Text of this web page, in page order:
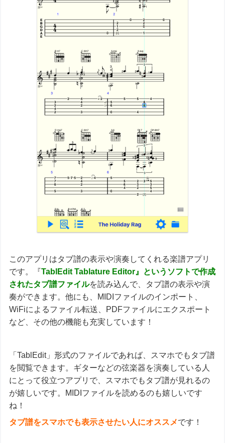
このアプリはタブ譜の表示や演奏してくれる楽譜アプリ
です。『TablEdit Tablature Editor』というソフトで作成
されたタブ譜ファイルを読み込んで、タブ譜の表示や演
奏ができます。他にも、MIDIファイルのインポート、
WiFiによるファイル転送、PDFファイルにエクスポート
など、その他の機能も充実しています！
「TablEdit」形式のファイルであれば、スマホでもタブ譜
を閲覧できます。ギターなどの弦楽器を演奏している人
にとって役立つアプリで、スマホでもタブ譜が見れるの
が嬉しいです。MIDIファイルを読めるのも嬉しいです
ね！
タブ譜をスマホでも表示させたい人にオススメです！